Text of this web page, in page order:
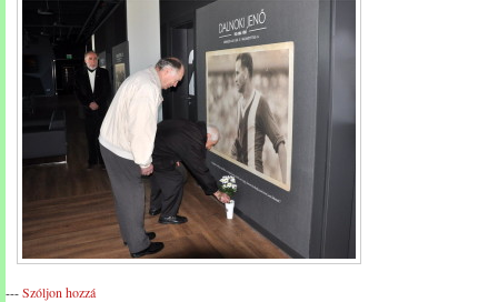
---Szóljon hozzá